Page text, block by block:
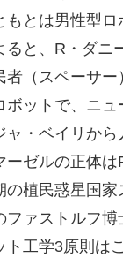
とは男性型ロ
と、 R ・ ダニ
者（スペーサー
ボットで、ニ
ャ・ベイリから
ゼルの正体は
の植民惑星国家
ファストルフ博
ト工学3原則は